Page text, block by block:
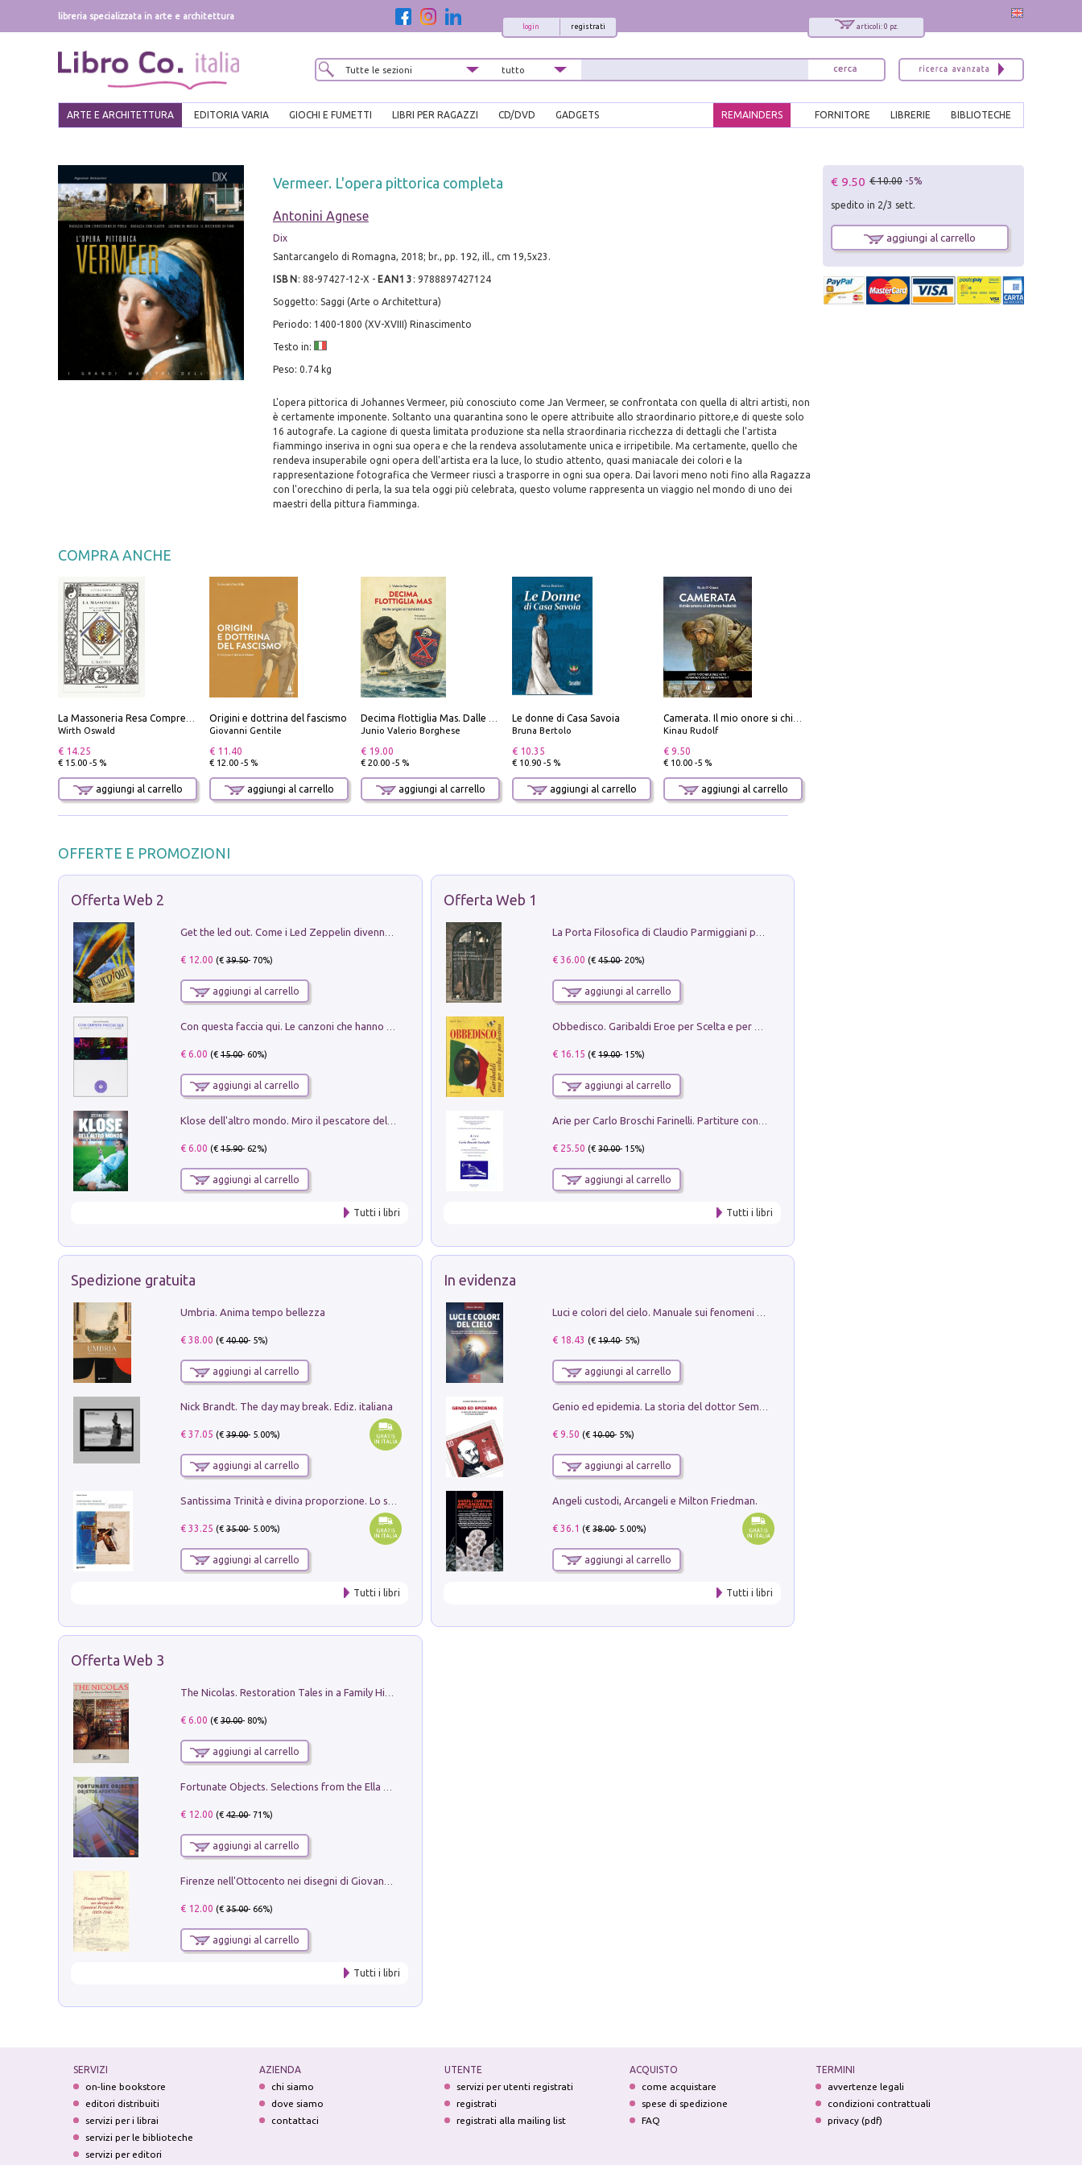
libreria specializzata in arte e architettura
articoli: 0 pz.
registrati
login
ARTE E ARCHITETTURA EDITORIA VARIA GIOCHI E FUMETTI LIBRI PER RAGAZZI CD/DVD GADGETS BIBLIOTECHE
LIBRERIE
FORNITORE
REMAINDERS
Vermeer. L'opera pittorica completa
Antonini Agnese
Dix
Santarcangelo di Romagna, 2018; br., pp. 192, ill., cm 19,5x23.
ISBN : 88-97427-12-X - EAN13 : 9788897427124
Soggetto: Saggi (Arte o Architettura)
Periodo: 1400-1800 (XV-XVIII) Rinascimento
Testo in:
Peso: 0.74 kg
L'opera pittorica di Johannes Vermeer, più conosciuto come Jan Vermeer, se confrontata con quella di altri artisti, non
è certamente imponente. Soltanto una quarantina sono le opere attribuite allo straordinario pittore,e di queste solo
16 autografe. La cagione di questa limitata produzione sta nella straordinaria ricchezza di dettagli che l'artista
fiammingo inseriva in ogni sua opera e che la rendeva assolutamente unica e irripetibile. Ma certamente, quello che
rendeva insuperabile ogni opera dell'artista era la luce, lo studio attento, quasi maniacale dei colori e la
rappresentazione fotografica che Vermeer riuscì a trasporre in ogni sua opera. Dai lavori meno noti fino alla Ragazza
con l'orecchino di perla, la sua tela oggi più celebrata, questo volume rappresenta un viaggio nel mondo di uno dei
maestri della pittura fiamminga.
COMPRA ANCHE
Wirth Oswald
€ 14.25
€ 15.00 -5 %
aggiungi al carrello
Origini e dottrina del fascismo
Giovanni Gentile
€ 11.40
€ 12.00 -5 %
aggiungi al carrello
Junio Valerio Borghese
€ 19.00
€ 20.00 -5 %
aggiungi al carrello
Le donne di Casa Savoia
Bruna Bertolo
€ 10.35
€ 10.90 -5 %
aggiungi al carrello
Kinau Rudolf
€ 9.50
€ 10.00 -5 %
aggiungi al carrello
OFFERTE E PROMOZIONI
Offerta Web 2
€ 12.00 (€39.50- 70%)
aggiungi al carrello
€ 6.00 (€15.00- 60%)
aggiungi al carrello
Klose dell'altro mondo. Miro il pescatore del goal
€ 6.00 (€15.90- 62%)
aggiungi al carrello
Tutti i libri
Offerta Web 1
€ 36.00 (€45.00- 20%)
aggiungi al carrello
€ 16.15 (€19.00- 15%)
aggiungi al carrello
€ 25.50 (€30.00- 15%)
aggiungi al carrello
Tutti i libri
Spedizione gratuita
Umbria. Anima tempo bellezza
€ 38.00 (€40.00- 5%)
aggiungi al carrello
Nick Brandt. The day may break. Ediz. italiana
€ 37.05 (€39.00- 5.00%)
aggiungi al carrello
€ 33.25 (€35.00- 5.00%)
aggiungi al carrello
Tutti i libri
In evidenza
€ 18.43 (€19.40- 5%)
aggiungi al carrello
€ 9.50 (€10.00- 5%)
aggiungi al carrello
Angeli custodi, Arcangeli e Milton Friedman.
€ 36.1 (€38.00- 5.00%)
aggiungi al carrello
Tutti i libri
Offerta Web 3
€ 6.00 (€30.00- 80%)
aggiungi al carrello
€ 12.00 (€42.00- 71%)
aggiungi al carrello
€ 12.00 (€35.00- 66%)
aggiungi al carrello
Tutti i libri
€ 9.50 € 10.00 -5%
spedito in 2/3 sett.
aggiungi al carrello
SERVIZI
on-line bookstore
editori distribuiti
servizi per i librai
servizi per le biblioteche
servizi per editori
AZIENDA
chi siamo
dove siamo
contattaci
UTENTE
servizi per utenti registrati
registrati
registrati alla mailing list
ACQUISTO
come acquistare
spese di spedizione
FAQ
TERMINI
avvertenze legali
condizioni contrattuali
privacy (pdf)
x
Interessato ai nostri libri?
Sarai informato delle nostre novità, potrai
comunque cancellarti quando desideri.
modulo di iscrizione